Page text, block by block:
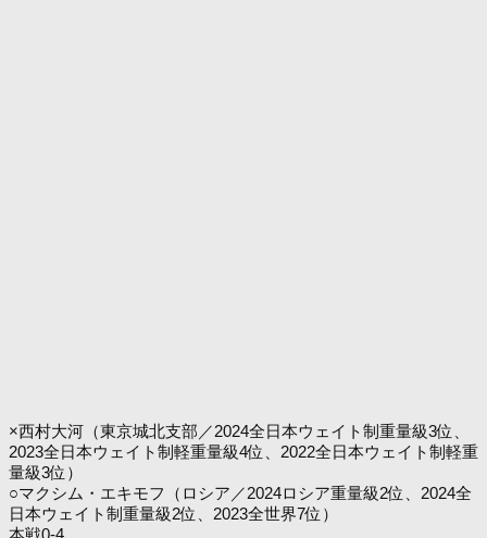
×西村大河（東京城北支部／2024全日本ウェイト制重量級3位、
2023全日本ウェイト制軽重量級4位、2022全日本ウェイト制軽重
量級3位）
○マクシム・エキモフ（ロシア／2024ロシア重量級2位、2024全
日本ウェイト制重量級2位、2023全世界7位）